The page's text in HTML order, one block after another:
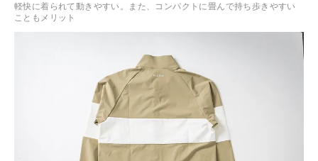
軽快に着られて動きやすい。また、コンパクトに畳んで持ち歩きやすい
こともメリット